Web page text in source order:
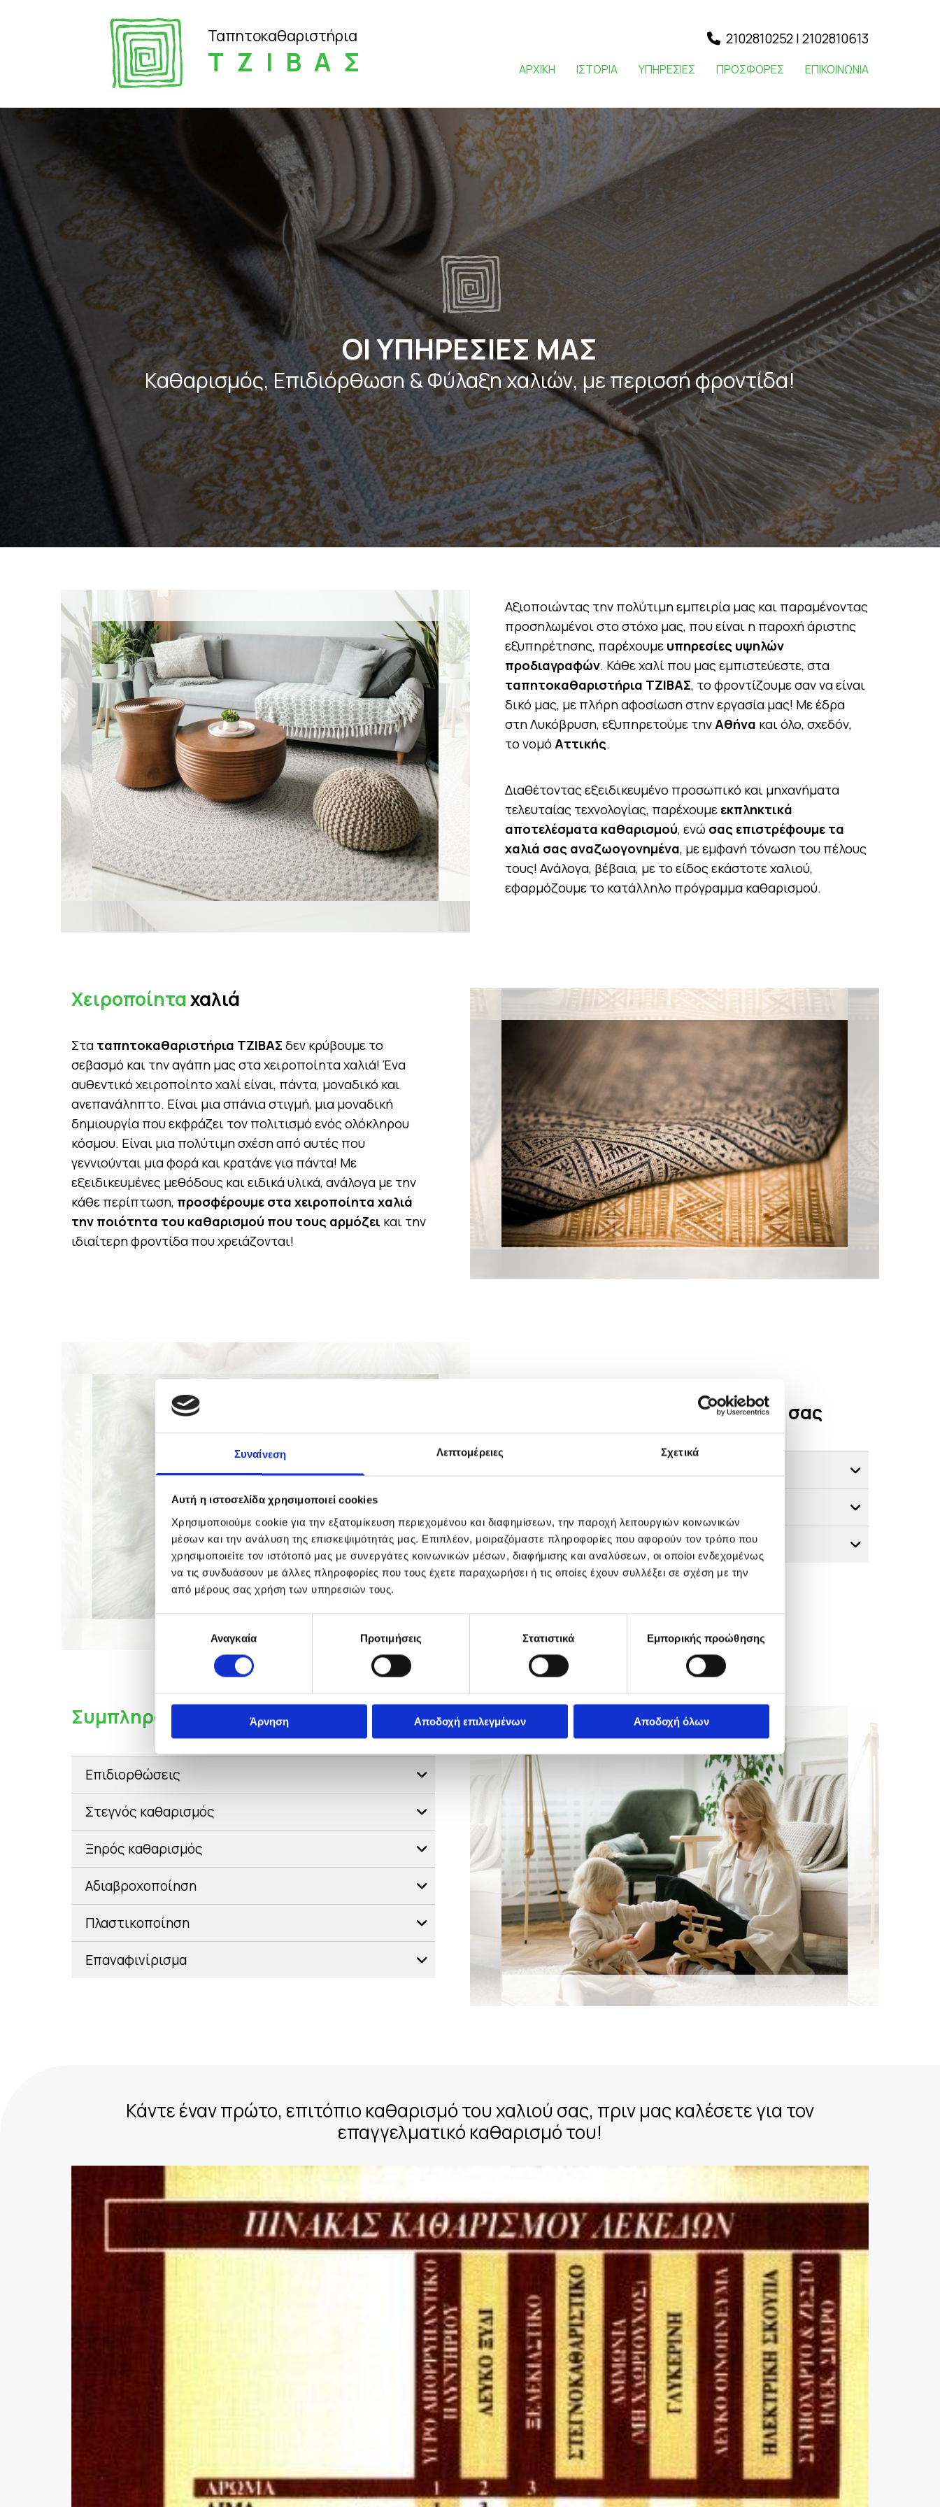
Συναίνεση Λεπτομέρειες Σχετικά
Αυτή η ιστοσελίδα χρησιμοποιεί cookies
Χρησιμοποιούμε cookie για την εξατομίκευση περιεχομένου και διαφημίσεων, την παροχή λειτουργιών κοινωνικών
μέσων και την ανάλυση της επισκεψιμότητάς μας. Επιπλέον, μοιραζόμαστε πληροφορίες που αφορούν τον τρόπο που
χρησιμοποιείτε τον ιστότοπό μας με συνεργάτες κοινωνικών μέσων, διαφήμισης και αναλύσεων, οι οποίοι ενδεχομένως
να τις συνδυάσουν με άλλες πληροφορίες που τους έχετε παραχωρήσει ή τις οποίες έχουν συλλέξει σε σχέση με την
από μέρους σας χρήση των υπηρεσιών τους.
συγκατάθεσηςΑναγκαία Προτιμήσεις Στατιστικά Εμπορικής προώθησης
Άρνηση Αποδοχή επιλεγμένων Αποδοχή όλων
Ταπητοκαθαριστήρια
ΤΖΙΒΑΣ
 2102810252|2102810613
ΑΡΧΙΚΗ ΙΣΤΟΡΙΑ ΥΠΗΡΕΣΙΕΣ ΠΡΟΣΦΟΡΕΣ ΕΠΙΚΟΙΝΩΝΙΑ
ΟΙ ΥΠΗΡΕΣΙΕΣ ΜΑΣ
Καθαρισμός, Επιδιόρθωση & Φύλαξη χαλιών, με περισσή φροντίδα!
Αξιοποιώντας την πολύτιμη εμπειρία μας και παραμένοντας
προσηλωμένοι στο στόχο μας, που είναι η παροχή άριστης
εξυπηρέτησης, παρέχουμε υπηρεσίες υψηλών
προδιαγραφών. Κάθε χαλί που μας εμπιστεύεστε, στα
ταπητοκαθαριστήρια ΤΖΙΒΑΣ, το φροντίζουμε σαν να είναι
δικό μας, με πλήρη αφοσίωση στην εργασία μας! Με έδρα
στη Λυκόβρυση, εξυπηρετούμε την Αθήνα και όλο, σχεδόν,
το νομό Αττικής.
Διαθέτοντας εξειδικευμένο προσωπικό και μηχανήματα
τελευταίας τεχνολογίας, παρέχουμε εκπληκτικά
αποτελέσματα καθαρισμού, ενώ σας επιστρέφουμε τα
χαλιά σας αναζωογονημένα, με εμφανή τόνωση του πέλους
τους! Ανάλογα, βέβαια, με το είδος εκάστοτε χαλιού,
εφαρμόζουμε το κατάλληλο πρόγραμμα καθαρισμού.
Χειροποίηταχαλιά
Στα ταπητοκαθαριστήρια ΤΖΙΒΑΣ δεν κρύβουμε το
σεβασμό και την αγάπη μας στα χειροποίητα χαλιά! Ένα
αυθεντικό χειροποίητο χαλί είναι, πάντα, μοναδικό και
ανεπανάληπτο. Είναι μια σπάνια στιγμή, μια μοναδική
δημιουργία που εκφράζει τον πολιτισμό ενός ολόκληρου
κόσμου. Είναι μια πολύτιμη σχέση από αυτές που
γεννιούνται μια φορά και κρατάνε για πάντα! Με
εξειδικευμένες μεθόδους και ειδικά υλικά, ανάλογα με την
κάθε περίπτωση, προσφέρουμε στα χειροποίητα χαλιά
την ποιότητα του καθαρισμού που τους αρμόζει και την
ιδιαίτερη φροντίδα που χρειάζονται!
φροντίδες για τα χαλιά σας
Φύλαξη
Συμπληρωματικές φροντίδες
Επιδιορθώσεις
Στεγνός καθαρισμός
Ξηρός καθαρισμός
Αδιαβροχοποίηση
Πλαστικοποίηση
Επαναφινίρισμα
Κάντε έναν πρώτο, επιτόπιο καθαρισμό του χαλιού σας, πριν μας καλέσετε για τον
επαγγελματικό καθαρισμό του!